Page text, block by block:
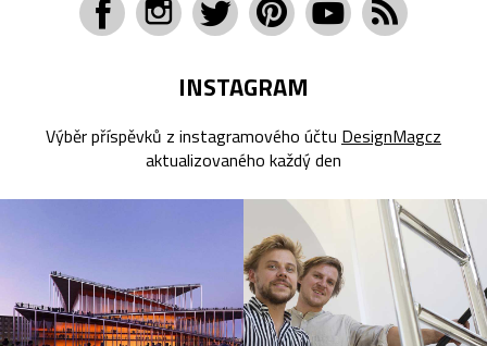
INSTAGRAM
Výběr příspěvků z instagramového účtu DesignMagcz
aktualizovaného každý den